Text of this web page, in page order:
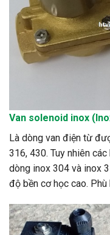
Van solenoid inox
Là dòng van điện từ
316, 430. Tuy nhiên
dòng inox 304 và inox
độ bền cơ học cao.